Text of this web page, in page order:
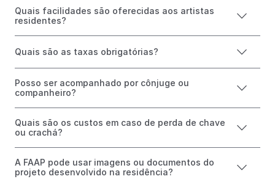
Quais facilidades são oferecidas aos artistas
residentes?
Quais são as taxas obrigatórias?
Posso ser acompanhado por cônjuge ou
companheiro?
Quais são os custos em caso de perda de chave
ou crachá?
A FAAP pode usar imagens ou documentos do
projeto desenvolvido na residência?